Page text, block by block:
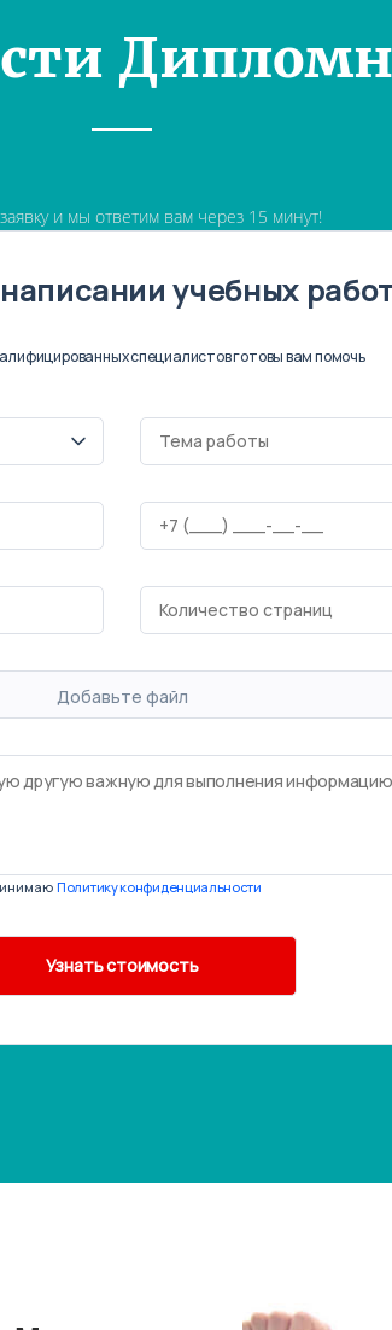
и мы ответим вам через 15 минут!
учебных
специалистов готовы вам помочь
Добавьте файл
Политику конфиденциальности